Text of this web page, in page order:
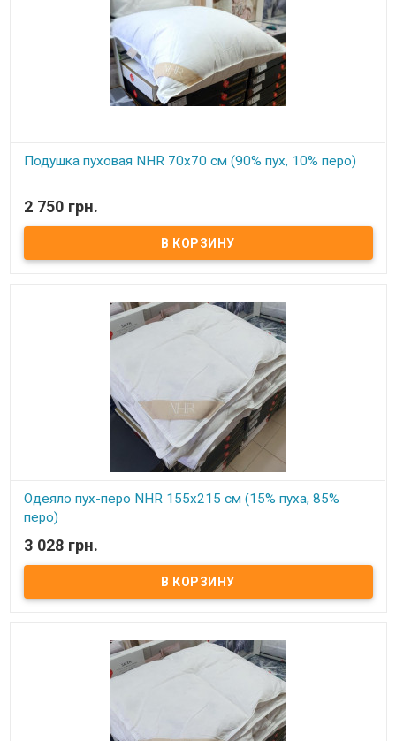
Подушка пуховая NHR 70x70 см (90% пух, 10% перо)
см Состав: 90% гусиный пух, 10% кончики пера. Ткань чехла: мако
сатин, не пропускающий пух, 100% хлопок Упаковка: фирменная
2 750 грн.
Одеяло пух-перо NHR 155x215 см (15% пуха, 85%
перо)
В наличии
Одеяло из натурального гусиного пуха Размер: 155х215 см
Состав: 15% гусиный пух, 85% кончики пера. Ткань чехла: мако
сатин, не пропускающий пух, 100% хлопок Упаковка: фирменная
3 028 грн.